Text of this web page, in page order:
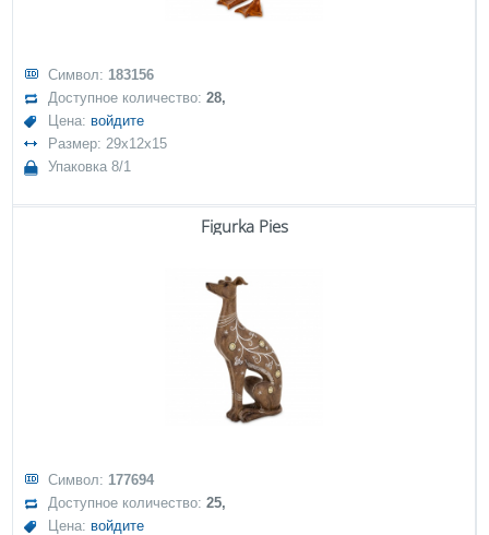
Символ: 183156
Доступное количество:28,
Цена: войдите
Размер: 29x12x15
Упаковка 8/1
Figurka Pies
Символ: 177694
Доступное количество:25,
Цена: войдите